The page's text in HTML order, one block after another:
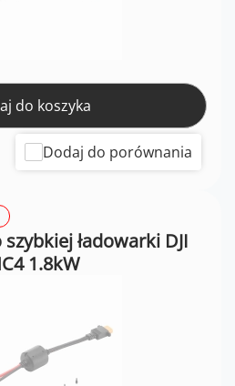
do koszyka
Dodaj do porównania
ładowarki DJI
1.8kW